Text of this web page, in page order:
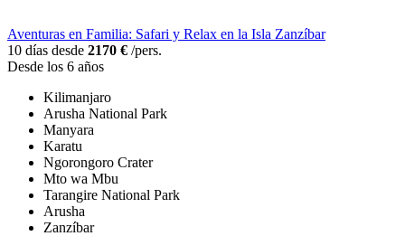
Aventuras en Familia: Safari y Relax en la Isla Zanzíbar
10 días desde 2170 € /pers.
Desde los 6 años
Kilimanjaro
Arusha National Park
Manyara
Karatu
Ngorongoro Crater
Mto wa Mbu
Tarangire National Park
Arusha
Zanzíbar